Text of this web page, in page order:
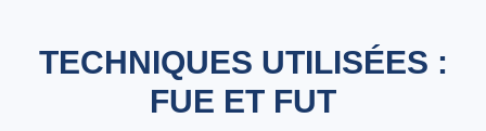
TECHNIQUES UTILISÉES :
FUE ET FUT